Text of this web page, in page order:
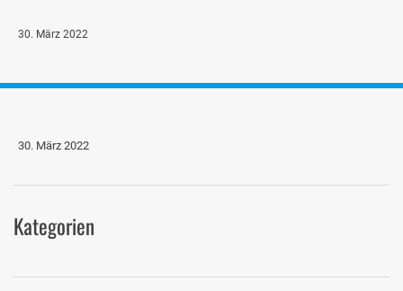
30. März 2022
30. März 2022
Kategorien